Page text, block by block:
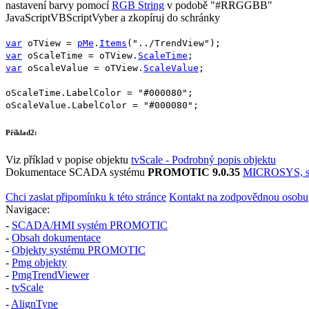
nastavení barvy pomocíRGB String v podobě "#RRGGBB"
JavaScriptVBScriptVyber a zkopíruj do schránky
var oTView = pMe . Items ( "../TrendView" );
var oScaleTime = oTView . ScaleTime ;
var oScaleValue = oTView . ScaleValue ;
oScaleTime . LabelColor = "#000080" ;
oScaleValue . LabelColor = "#000080" ;
Příklad2:
Viz příklad v popise objektu tvScale - Podrobný popis objektu
Dokumentace SCADA systému PROMOTIC 9.0.35 MICROSYS,
Chci zaslat připomínku k této stránce Kontakt na zodpovědnou osobu
Navigace:
- SCADA/HMI systém PROMOTIC
- Obsah dokumentace
- Objekty systému PROMOTIC
- Pmg objekty
- PmgTrendViewer
- tvScale
- AlignType